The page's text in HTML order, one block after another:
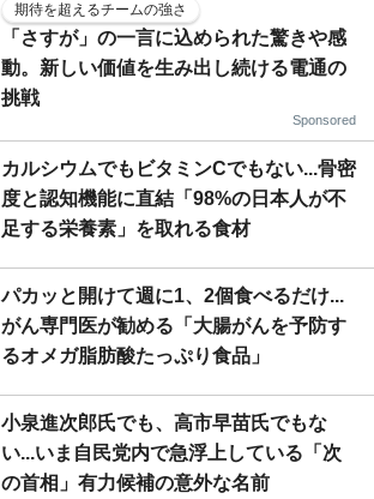
期待を超えるチームの強さ
「さすが」の一言に込められた驚きや感
動。新しい価値を生み出し続ける電通の
挑戦
Sponsored
カルシウムでもビタミンCでもない...骨密
度と認知機能に直結「98%の日本人が不
足する栄養素」を取れる食材
パカッと開けて週に1、2個食べるだけ...
がん専門医が勧める「大腸がんを予防す
るオメガ脂肪酸たっぷり食品」
小泉進次郎氏でも、高市早苗氏でもな
い...いま自民党内で急浮上している「次
の首相」有力候補の意外な名前